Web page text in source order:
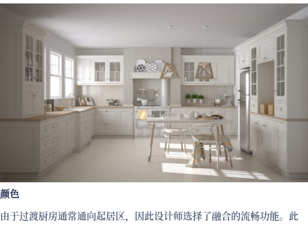
颜色
由于过渡厨房通常通向起居区，因此设计师选择了融合的流畅功能。此